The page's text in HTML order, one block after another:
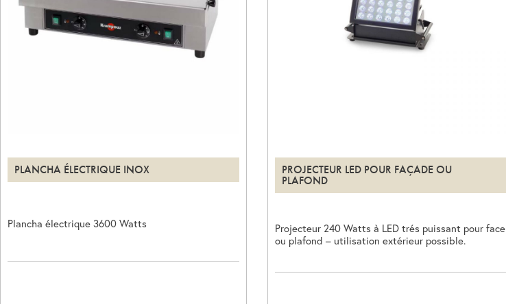
PLANCHA ÉLECTRIQUE INOX
Plancha électrique 3600 Watts
PROJECTEUR LED POUR FAÇADE OU
PLAFOND
Projecteur 240 Watts à LED trés puissant pour face
ou plafond – utilisation extérieur possible.